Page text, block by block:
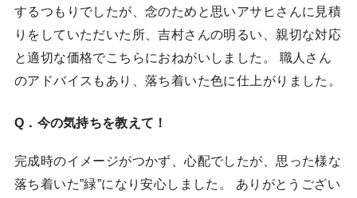
するつもりでしたが、念のためと思いアサヒさんに見積
りをしていただいた所、吉村さんの明るい、親切な対応
と適切な価格でこちらにおねがいしました。 職人さん
のアドバイスもあり、落ち着いた色に仕上がりました。
Q．今の気持ちを教えて！
完成時のイメージがつかず、心配でしたが、思った様な
落ち着いた”緑”になり安心しました。 ありがとうござい